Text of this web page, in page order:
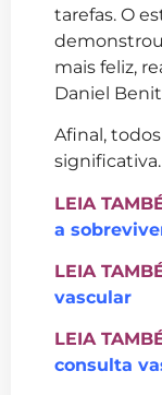
tarefas. O
mais feliz,
Daniel
Afinal,
significativa.
LEIA
a
LEIA
vascular
LEIA
consulta